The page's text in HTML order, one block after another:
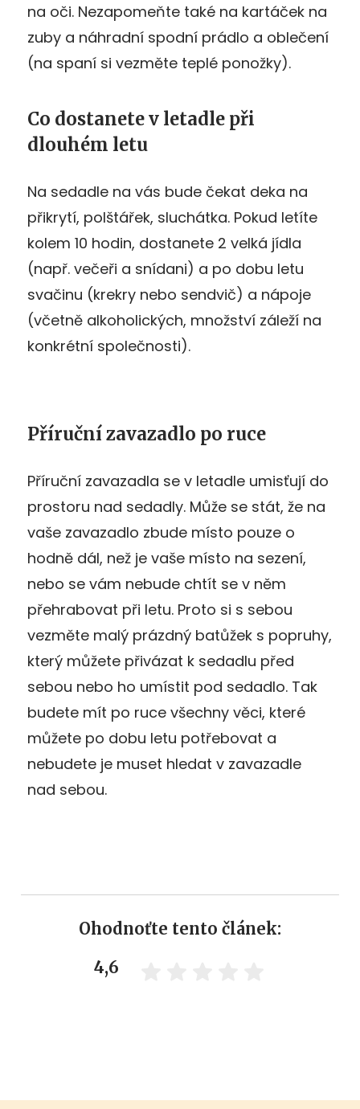
na oči. Nezapomeňte také na kartáček na
zuby a náhradní spodní prádlo a oblečení
(na spaní si vezměte teplé ponožky).
Co dostanete v letadle při
dlouhém letu
Na sedadle na vás bude čekat deka na
přikrytí, polštářek, sluchátka. Pokud letíte
kolem 10 hodin, dostanete 2 velká jídla
(např. večeři a snídani) a po dobu letu
svačinu (krekry nebo sendvič) a nápoje
(včetně alkoholických, množství záleží na
konkrétní společnosti).
Příruční zavazadlo po ruce
Příruční zavazadla se v letadle umisťují do
prostoru nad sedadly. Může se stát, že na
vaše zavazadlo zbude místo pouze o
hodně dál, než je vaše místo na sezení,
nebo se vám nebude chtít se v něm
přehrabovat při letu. Proto si s sebou
vezměte malý prázdný batůžek s popruhy,
který můžete přivázat k sedadlu před
sebou nebo ho umístit pod sedadlo. Tak
budete mít po ruce všechny věci, které
můžete po dobu letu potřebovat a
nebudete je muset hledat v zavazadle
nad sebou.
Ohodnoťte tento článek:
4,6